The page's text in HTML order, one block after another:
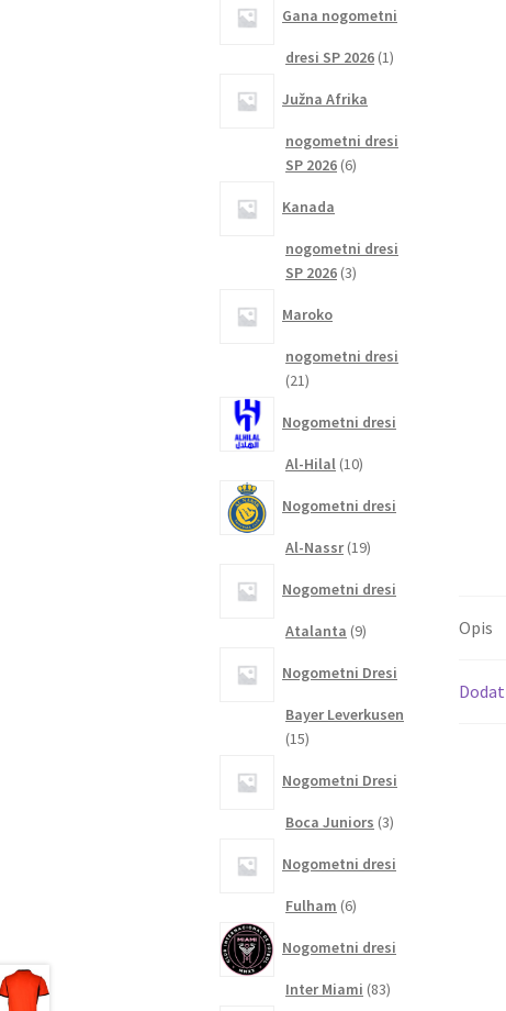
Opis
Gana nogometni
dresi SP 2026 11
Južna Afrika
nogometni dresi
SP 2026 66
Kanada
nogometni dresi
SP 2026 33
Maroko
nogometni dresi
2121
Nogometni dresi
Al-Hilal 1010
Nogometni dresi
Al-Nassr 1919
Nogometni dresi
Atalanta 99
Nogometni Dresi
Bayer Leverkusen
1515
Nogometni Dresi
Boca Juniors 33
Nogometni dresi
Fulham 66
Nogometni dresi
Inter Miami 8383